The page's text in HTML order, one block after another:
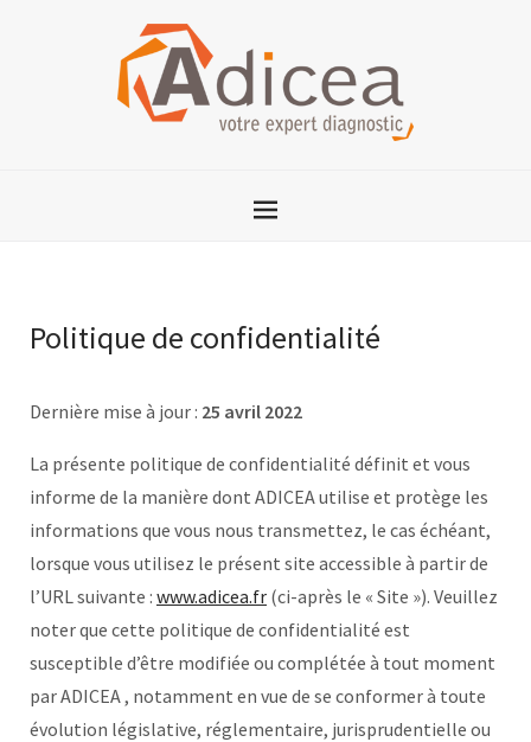
Politique de confidentialité
Dernière mise à jour : 25 avril 2022
La présente politique de confidentialité définit et vous
informe de la manière dont ADICEA utilise et protège les
informations que vous nous transmettez, le cas échéant,
lorsque vous utilisez le présent site accessible à partir de
l’URL suivante : www.adicea.fr (ci-après le « Site »). Veuillez
noter que cette politique de confidentialité est
susceptible d’être modifiée ou complétée à tout moment
par ADICEA , notamment en vue de se conformer à toute
évolution législative, réglementaire, jurisprudentielle ou